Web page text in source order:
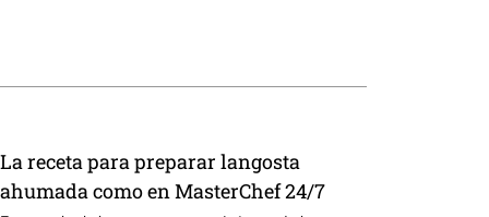
La receta para preparar langosta
ahumada como en MasterChef 24/7